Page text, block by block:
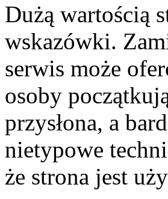
Dużą wartością
wskazówki.
serwis może
osoby
przysłona, a
nietypowe
że strona jest